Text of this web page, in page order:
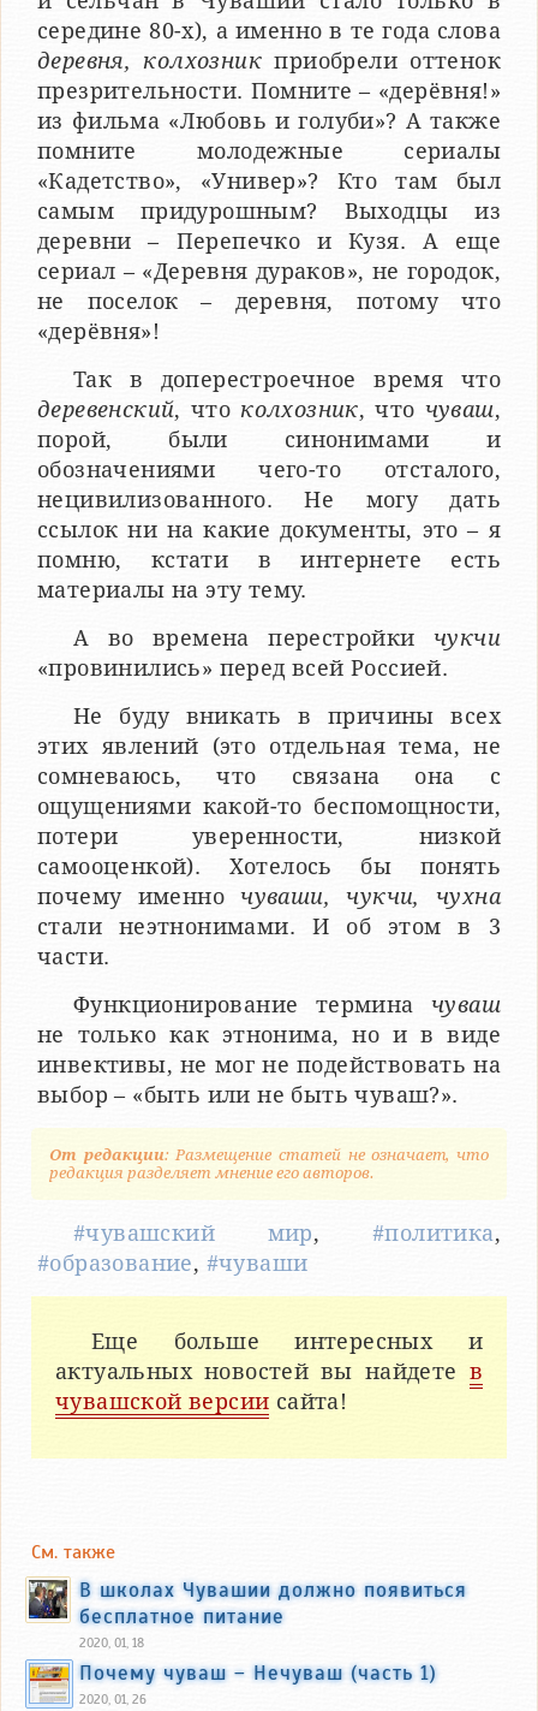
середине 80-х), а именно в те года слова
деревня, колхозник приобрели оттенок
презрительности. Помните – «дерёвня!»
из фильма «Любовь и голуби»? А также
помните молодежные сериалы
«Кадетство», «Универ»? Кто там был
самым придурошным? Выходцы из
деревни – Перепечко и Кузя. А еще
сериал – «Деревня дураков», не городок,
не поселок – деревня, потому что
«дерёвня»!
Так в доперестроечное время что
деревенский, что колхозник, что чуваш,
порой, были синонимами и
обозначениями чего-то отсталого,
нецивилизованного. Не могу дать
ссылок ни на какие документы, это – я
помню, кстати в интернете есть
материалы на эту тему.
А во времена перестройки чукчи
«провинились» перед всей Россией.
Не буду вникать в причины всех
этих явлений (это отдельная тема, не
сомневаюсь, что связана она с
ощущениями какой-то беспомощности,
потери уверенности, низкой
самооценкой). Хотелось бы понять
почему именночуваши, чукчи, чухна
стали неэтнонимами. И об этом в 3
части.
Функционирование термина чуваш
не только как этнонима, но и в виде
инвективы, не мог не подействовать на
выбор – «быть или не быть чуваш?».
От редакции: Размещение статей не означает, что
редакция разделяет мнение его авторов.
#чувашский мир, #политика,
#образование, #чуваши
Еще больше интересных и
актуальных новостей вы найдете в
чувашской версии сайта!
См. также
В школах Чувашии должно появиться
бесплатное питание
2020, 01, 18
Почему чуваш – Нечуваш (часть 1)
2020, 01, 26